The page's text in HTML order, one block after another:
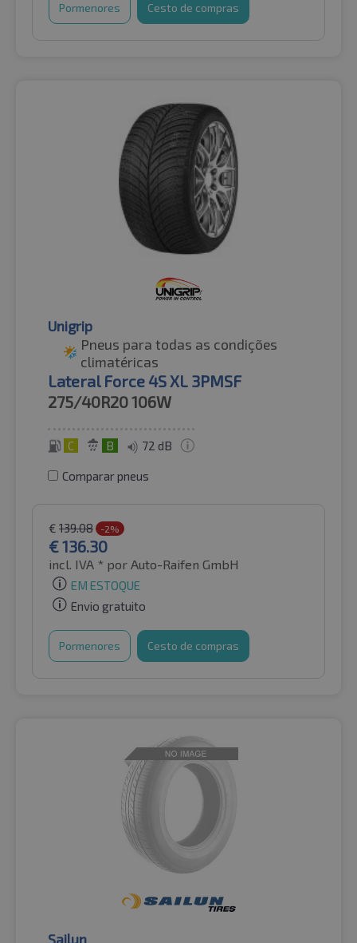
Pormenores Cesto de compras
Unigrip
Pneus para todas as condições
climatéricas
Lateral Force 4S XL 3PMSF
275/40R20106W
C B 72 dB
Comparar pneus
€ 139.08 -2%
€136.30
incl. IVA * por Auto-Raifen GmbH
EM ESTOQUE
Envio gratuito
Pormenores Cesto de compras
Sailun